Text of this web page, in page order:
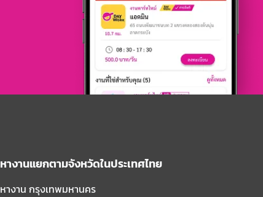
หางานแยกตามจังหวัดในประเทศไทย
หางาน กรุงเทพมหานคร